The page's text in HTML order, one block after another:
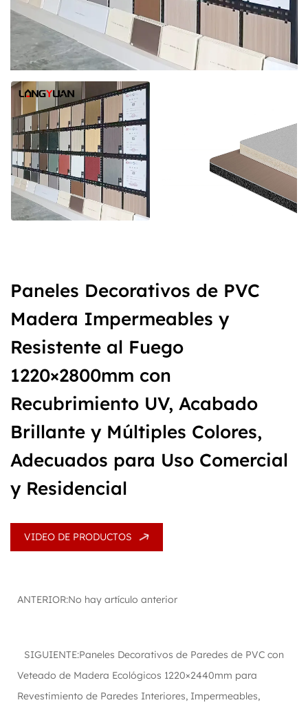
Paneles Decorativos de PVC
Madera Impermeables y
Resistente al Fuego
1220×2800mm con
Recubrimiento UV, Acabado
Brillante y Múltiples Colores,
Adecuados para Uso Comercial
y Residencial
VIDEO DE PRODUCTOS
ANTERIOR:No hay artículo anterior
SIGUIENTE:Paneles Decorativos de Paredes de PVC con
Veteado de Madera Ecológicos 1220×2440mm para
Revestimiento de Paredes Interiores, Impermeables,